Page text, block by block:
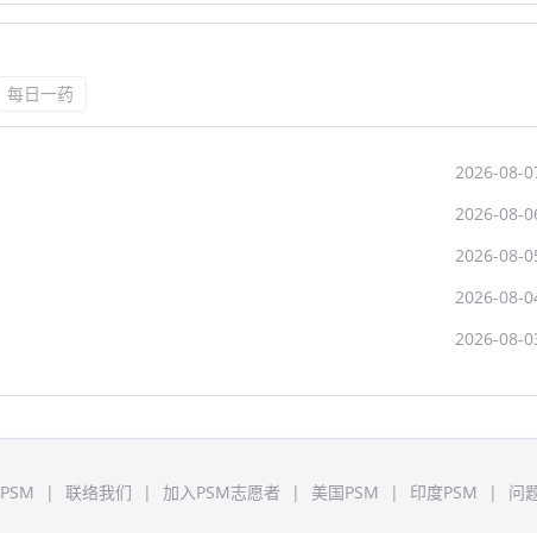
每日一药
2026-08-
2026-08-
2026-08-
2026-08-
2026-08-
| 联络我们 | 加入PSM志愿者 | 美国PSM | 印度PSM | 问